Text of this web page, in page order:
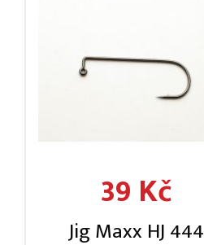
39 Kč
Jig Maxx HJ 444